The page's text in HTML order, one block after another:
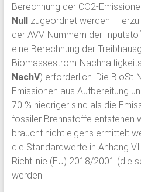
Berechnung der CO2-
Null
zugeordnet werden.
der AVV-Nummern der
eine Berechnung der
Biomassestrom-
NachV) erforderlich. Die
Emissionen aus Aufbereitung
70 % niedriger sind als die
fossiler Brennstoffe entstehen
braucht nicht eigens ermittelt
die Standardwerte in Anhang
Richtlinie (EU) 2018/2001 (die
werden.